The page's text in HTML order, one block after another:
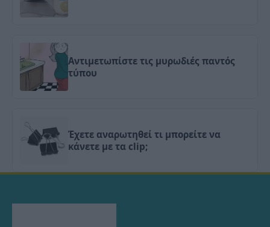
Αντιμετωπίστε τις μυρωδιές παντός
τύπου
Έχετε αναρωτηθεί τι μπορείτε να
κάνετε με τα clip;